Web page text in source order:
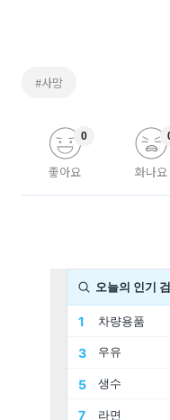
#사망
좋아요
0
화나요